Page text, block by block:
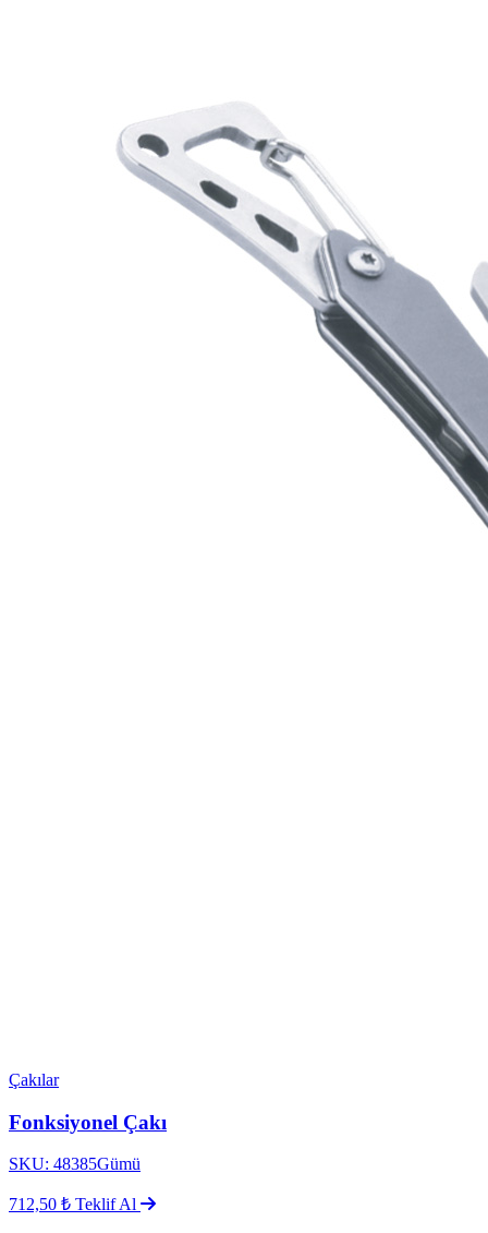
Çakılar
Fonksiyonel Çakı
SKU: 48385Gümü
712,50 ₺ Teklif Al